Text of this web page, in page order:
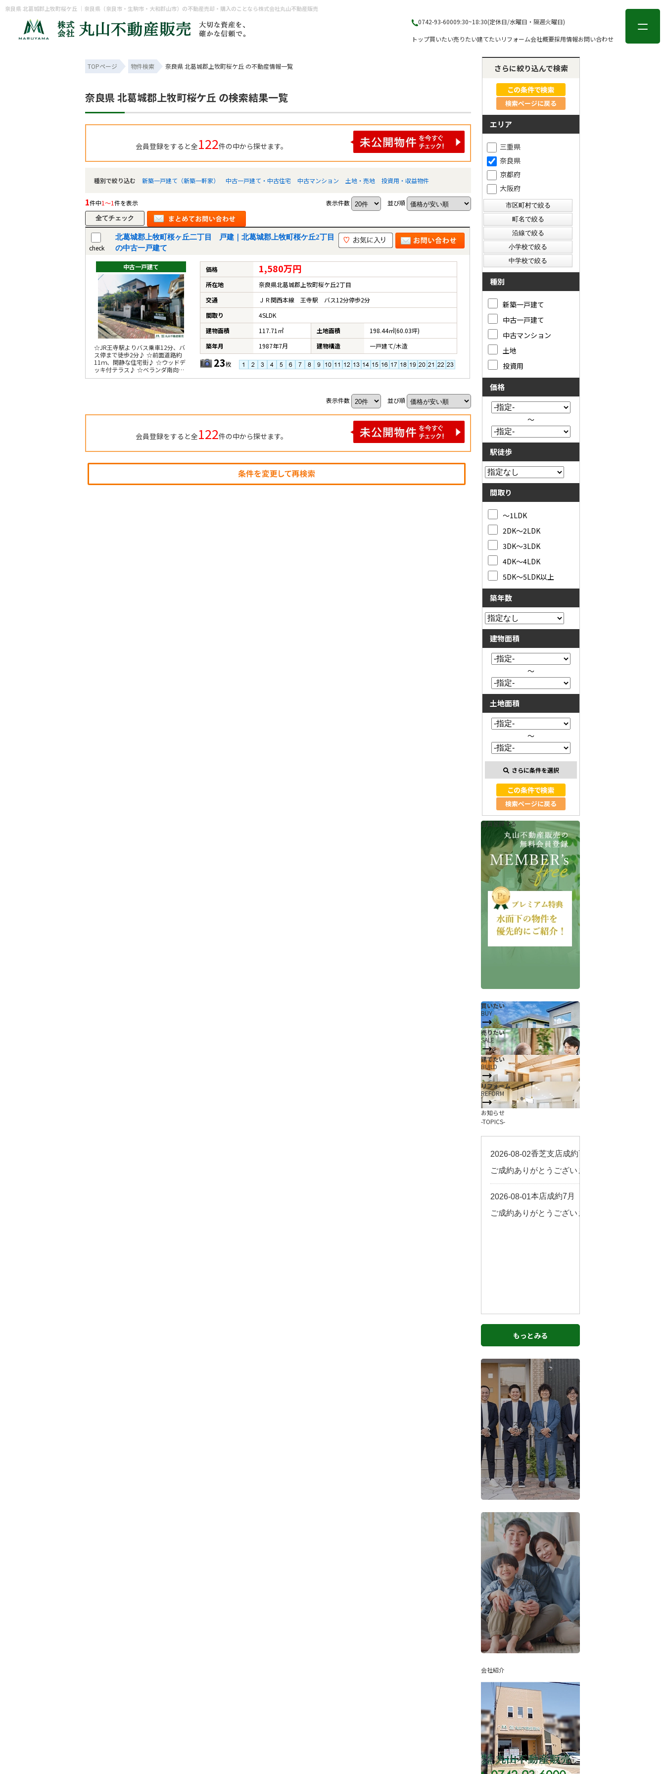
奈良県 北葛城郡上牧町桜ケ丘 ｜奈良県（奈良市・生駒市・大和郡山市）の不動産売却・購入のことなら株式会社丸山不動産販売
0742-93-60009:30~18:30(定休日/水曜日・隔週火曜日)
トップ買いたい売りたい建てたいリフォーム会社概要採用情報お問い合わせ
会員登録 ログイン
当社について 会社概要
香芝支店紹介ページ
採用情報
お知らせ
コラム
スタッフ紹介
お客様の声
来店予約
よくある質問
サイトマップ
お問い合わせ
TOPページ 物件検索 奈良県 北葛城郡上牧町桜ケ丘 の不動産情報一覧
奈良県 北葛城郡上牧町桜ケ丘 の検索結果一覧
会員登録をすると全122件の中から探せます。
種別で絞り込む 新築一戸建て（新築一軒家） 中古一戸建て・中古住宅 中古マンション 土地・売地 投資用・収益物件
1件中1～1件を表示 表示件数 並び順
check
北葛城郡上牧町桜ヶ丘二丁目 戸建｜北葛城郡上牧町桜ケ丘2丁目
の中古一戸建て
中古一戸建て
☆JR王寺駅よりバス乗車12分、バ
ス停まで徒歩2分♪ ☆前面道路約
11ｍ、閑静な住宅街♪ ☆ウッドデ
ッキ付テラス♪ ☆ベランダ南向き
で陽当たり・通風良好♪
価格 1,580万円
所在地
奈良県北葛城郡上牧町桜ケ丘2丁目
交通
ＪＲ関西本線 王寺駅 バス12分停歩2分
間取り
4SLDK
建物面積
117.71㎡ 土地面積
198.44㎡(60.03坪)
築年月
1987年7月 建物構造 一戸建て/木造
23枚
表示件数 並び順
会員登録をすると全122件の中から探せます。
さらに絞り込んで検索
検索ページに戻る
エリア
三重県
奈良県
京都府
大阪府
種別
新築一戸建て
中古一戸建て
中古マンション
土地
投資用
価格
～
駅徒歩
間取り
～1LDK
2DK～2LDK
3DK～3LDK
4DK～4LDK
5DK～5LDK以上
築年数
建物面積
～
土地面積
～
さらに条件を選択
検索ページに戻る
会員登録する
買いたい
BUY
売りたい
SALE
建てたい
BUILD
リフォーム
REFORM
お知らせ
-TOPICS-
もっとみる
スタッフ紹介
-STAFF-
もっとみる
お客様の声
-VOICES-
もっとみる
会社紹介